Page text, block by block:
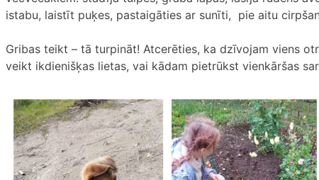
istabu, laistīt puķes, pastaigāties ar sunīti, pie aitu
Gribas teikt – tā turpināt! Atcerēties, ka dzīvojam viens
veikt ikdienišķas lietas, vai kādam pietrūkst vienkāršas